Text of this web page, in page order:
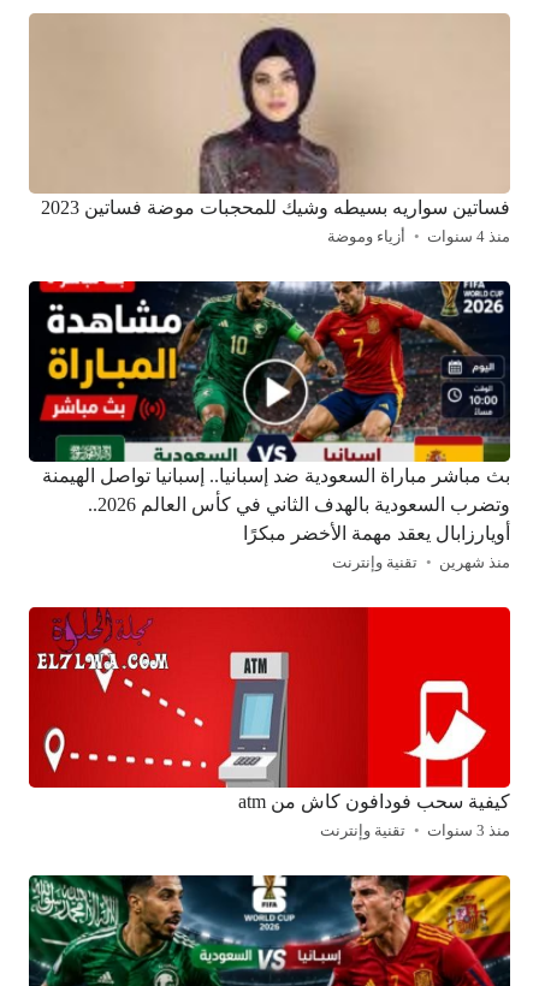
فساتين سواريه بسيطه وشيك للمحجبات موضة فساتين 2023
منذ 4 سنوات أزياء وموضة
بث مباشر مباراة السعودية ضد إسبانيا.. إسبانيا تواصل الهيمنة
وتضرب السعودية بالهدف الثاني في كأس العالم 2026..
أويارزابال يعقد مهمة الأخضر مبكرًا
منذ شهرين تقنية وإنترنت
كيفية سحب فودافون كاش من atm
منذ 3 سنوات تقنية وإنترنت